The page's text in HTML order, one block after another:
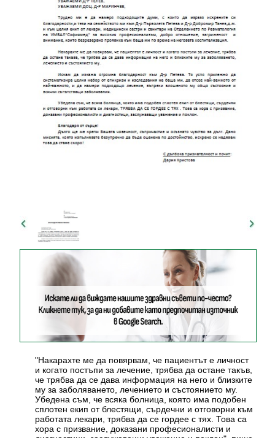
"Накарахте ме да повярвам, че пациентът е личност
и когато постъпи за лечение, трябва да остане такъв,
че трябва да се дава информация на него и близките
му за заболяването, лечението и състоянието му.
Убедена съм, че всяка болница, която има подобен
сплотен екип от блестящи, сърдечни и отговорни към
работата лекари, трябва да се гордее с тях. Това са
хора с призвание, доказани професионалисти и